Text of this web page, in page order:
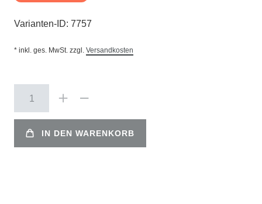
Varianten-ID: 7757
* inkl. ges. MwSt. zzgl. Versandkosten
IN DEN WARENKORB